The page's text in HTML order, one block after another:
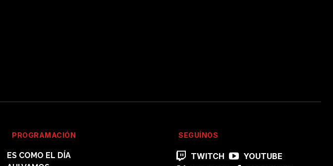
PROGRAMACIÓN
ES COMO EL DÍA
SEGUÍNOS
TWITCH
YOUTUBE